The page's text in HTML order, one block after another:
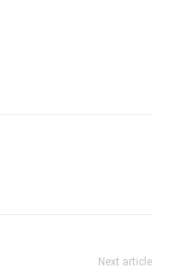
Next article